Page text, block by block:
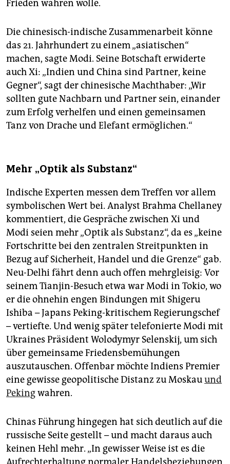
Frieden wahren wolle.
Die chinesisch-indische Zusammenarbeit könne
das 21. Jahrhundert zu einem „asiatischen“
machen, sagte Modi. Seine Botschaft erwiderte
auch Xi: „Indien und China sind Partner, keine
Gegner“, sagt der chinesische Machthaber: „Wir
sollten gute Nachbarn und Partner sein, einander
zum Erfolg verhelfen und einen gemeinsamen
Tanz von Drache und Elefant ermöglichen.“
Mehr „Optik als Substanz“
Indische Experten messen dem Treffen vor allem
symbolischen Wert bei. Analyst Brahma Chellaney
kommentiert, die Gespräche zwischen Xi und
Modi seien mehr „Optik als Substanz“, da es „keine
Fortschritte bei den zentralen Streitpunkten in
Bezug auf Sicherheit, Handel und die Grenze“ gab.
Neu-Delhi fährt denn auch offen mehrgleisig: Vor
seinem Tianjin-Besuch etwa war Modi in Tokio, wo
er die ohnehin engen Bindungen mit Shigeru
Ishiba – Japans Peking-kritischem Regierungschef
– vertiefte. Und wenig später telefonierte Modi mit
Ukraines Präsident Wolodymyr Selenskij, um sich
über gemeinsame Friedensbemühungen
auszutauschen. Offenbar möchte Indiens Premier
eine gewisse geopolitische Distanz zu Moskauund
Pekingwahren.
Chinas Führung hingegen hat sich deutlich auf die
russische Seite gestellt – und macht daraus auch
keinen Hehl mehr. „In gewisser Weise ist es die